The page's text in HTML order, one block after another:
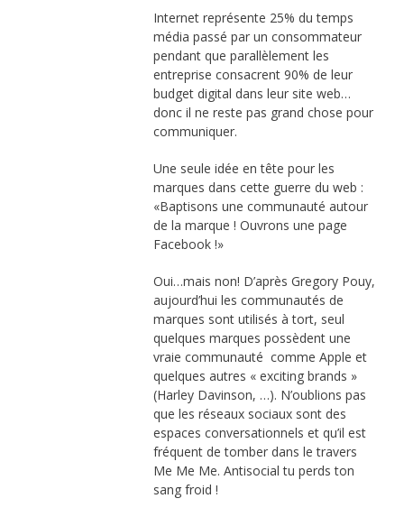
Internet représente 25% du temps
média passé par un consommateur
pendant que parallèlement les
entreprise consacrent 90% de leur
budget digital dans leur site web…
donc il ne reste pas grand chose pour
communiquer.
Une seule idée en tête pour les
marques dans cette guerre du web :
«Baptisons une communauté autour
de la marque ! Ouvrons une page
Facebook !»
Oui…mais non! D’après Gregory Pouy,
aujourd’hui les communautés de
marques sont utilisés à tort, seul
quelques marques possèdent une
vraie communauté comme Apple et
quelques autres « exciting brands »
(Harley Davinson, …). N’oublions pas
que les réseaux sociaux sont des
espaces conversationnels et qu’il est
fréquent de tomber dans le travers
Me Me Me. Antisocial tu perds ton
sang froid !